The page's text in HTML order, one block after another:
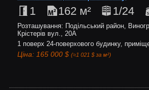
1 162 м² 1/24
Розташування: Подільський район,
Крістерів вул., 20А
1 поверх 24-поверхового будинку,
Ціна: 165 000 $ (≈1 021 $ за м²)